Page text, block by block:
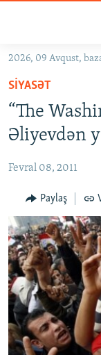
Əsas
qayıt
Əsas
naviqasiyaya
qayıt
Axtarışa
GÜNDƏM
#İZAHLA
KORRUPSIOMETR
#ƏSLINDƏ
FƏRQƏ BAX
QANUNI DOĞRU
ARAŞDIRMA
MULTIMEDIA
VIDEO
FOTOQALEREYA
İNFOQRAFIKA
KARIKATURA
RADIO ARXIV
OXU ZALI
AZƏRBAYCAN
İSLAM VƏ
HAQQIMIZDA
MISSIYAMIZ
PEŞƏ ETIKASI VƏ
BIZI IZLƏ
2026, 09 Avqust,
SIYASƏT
“The
Əliyevdən
Fevral 08, 2011
Paylaş